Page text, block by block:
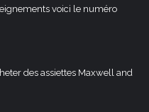
voici le numéro
des assiettes Maxwell and